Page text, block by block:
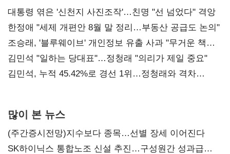
대통령 엮은 '신천지 사진조작'…친명 "선 넘었다" 격앙
한정애 "세제 개편안 8월 말 정리…부동산 공급도 논의"
조승래, '블루웨이브' 개인정보 유출 사과 "무거운 책임
통감"
김민석 "일하는 당대표"…정청래 "의리가 제일 중요"
김민석, 누적 45.42%로 경선 1위…정청래와 격차
많이 본 뉴스
(주간증시전망)지수보다 종목…선별 장세 이어진다
SK하이닉스 통합노조 신설 추진…구성원간 성과급